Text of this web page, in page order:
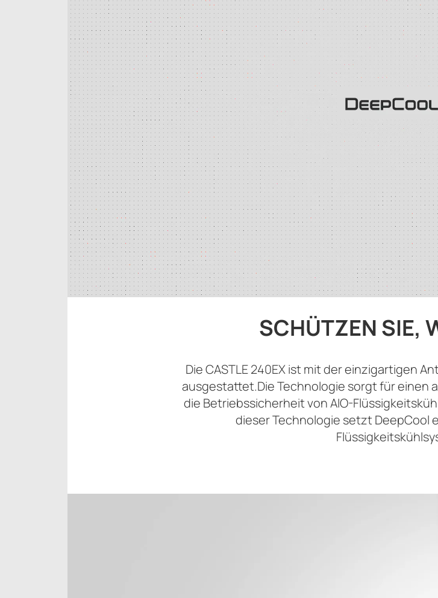
SCHÜTZEN SIE,
Die CASTLE 240EX ist mit der einzigartigen
ausgestattet.Die Technologie sorgt für einen
die Betriebssicherheit von AIO-
dieser Technologie setzt DeepCool